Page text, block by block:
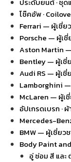
โช๊คอัพ ·
Ferrari — ผู้เชี่ย
Porsche — ผู้เ
Aston Martin
Bentley — ผู้เชี่
Audi RS — ผู้เ
Lamborghini
McLaren — ผู้เ
อัปเกรดเบรก · ผ้
Mercedes-
BMW — ผู้เชี่ยว
Body Paint
อู่ ซ่อม สี และ